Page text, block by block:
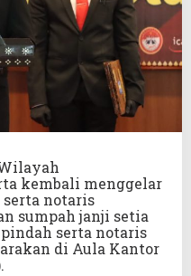
kembali menggelar
notaris
sumpah janji setia
serta notaris
di Aula Kantor